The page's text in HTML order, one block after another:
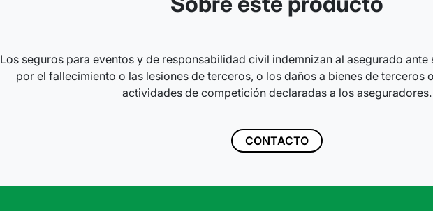
Los seguros para eventos y de responsabilidad civil indemnizan al asegurado
por el fallecimiento o las lesiones de terceros, o los daños a bienes de terceros
actividades de competición declaradas a los aseguradores.
CONTACTO